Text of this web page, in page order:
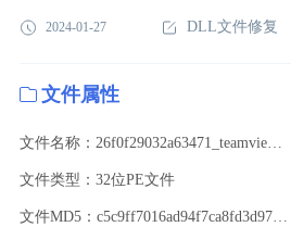
2024-01-27 DLL文件修复
文件属性
文件名称：26f0f29032a63471_teamviewer_resource_zhcn.dll
文件类型：32位PE文件
文件MD5：c5c9ff7016ad94f7ca8fd3d9724ff057